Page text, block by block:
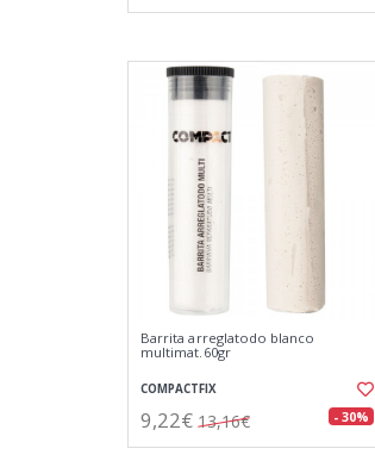
Barrita arreglatodo blanco
multimat.60gr
COMPACTFIX
9,22€ 13,16€ - 30%